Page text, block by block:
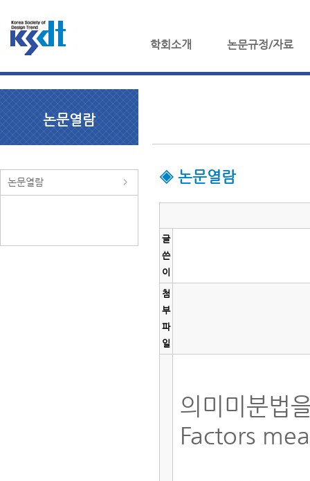
학회소개 논문규정/자료
논문열람
논문열람 ◈ 논문열람
글
쓴
이
첨
부
파
일
의미미분법
Factors